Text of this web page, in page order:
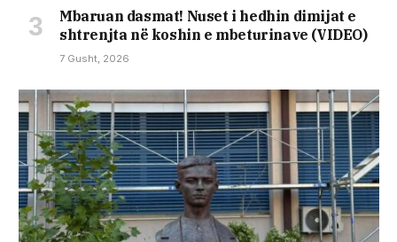
Mbaruan dasmat! Nuset i hedhin dimijat e
shtrenjta në koshin e mbeturinave (VIDEO)
7 Gusht, 2026